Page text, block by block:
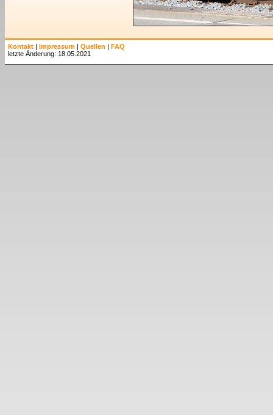
Kontakt | Impressum | Quellen | FAQ
letzte Änderung: 18.05.2021